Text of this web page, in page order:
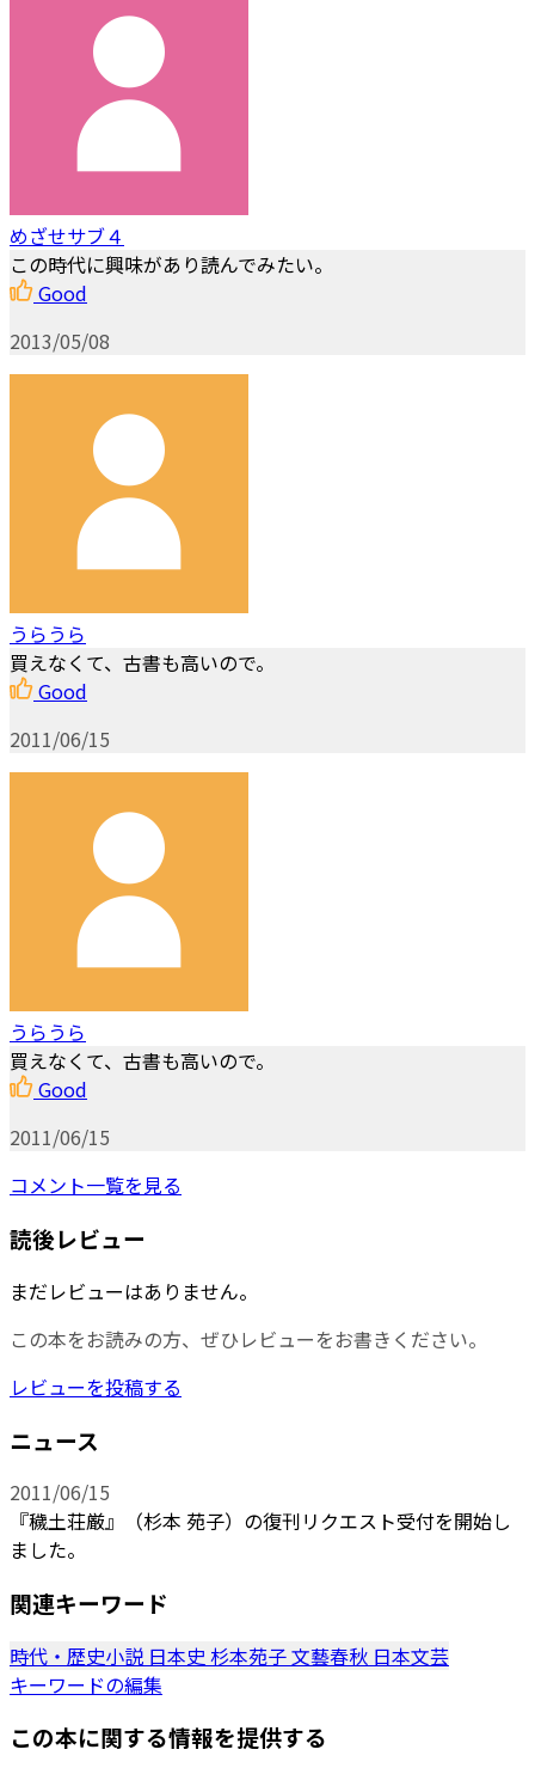
めざせサブ４
この時代に興味があり読んでみたい。
Good
2013/05/08
うらうら
買えなくて、古書も高いので。
Good
2011/06/15
うらうら
買えなくて、古書も高いので。
Good
2011/06/15
コメント一覧を見る
読後レビュー
まだレビューはありません。
この本をお読みの方、ぜひレビューをお書きください。
レビューを投稿する
ニュース
2011/06/15
『穢土荘厳』（杉本 苑子）の復刊リクエスト受付を開始し
ました。
関連キーワード
時代・歴史小説 日本史 杉本苑子文藝春秋 日本文芸
キーワードの編集
この本に関する情報を提供する